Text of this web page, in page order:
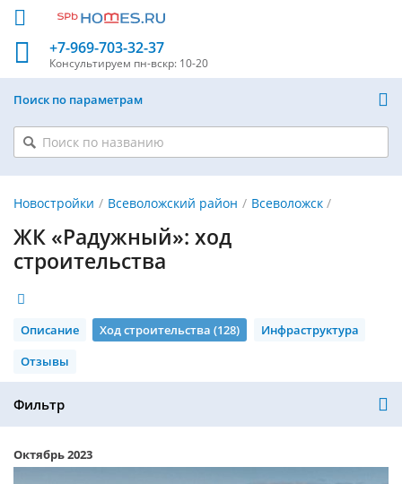
+7-969-703-32-37
Консультируем пн-вскр: 10-20
Поиск по параметрам
Новостройки Всеволожский район Всеволожск
ЖК «Радужный»: ход
строительства
Описание Ход строительства (128)
Инфраструктура
Отзывы
Фильтр
Октябрь 2023